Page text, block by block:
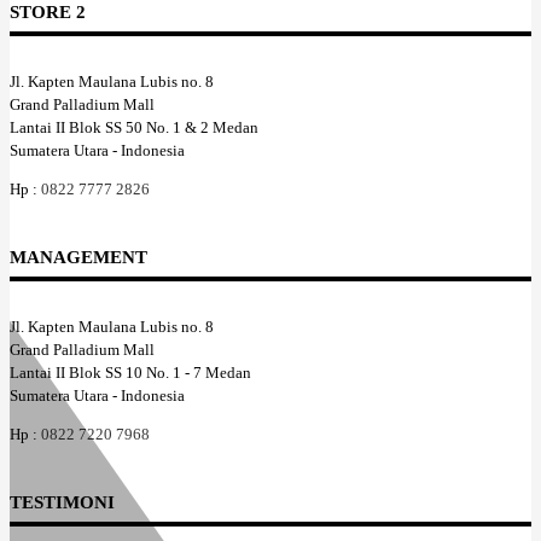
STORE 2
Jl. Kapten Maulana Lubis no. 8
Grand Palladium Mall
Lantai II Blok SS 50 No. 1 & 2 Medan
Sumatera Utara - Indonesia
Hp : 0822 7777 2826
MANAGEMENT
Jl. Kapten Maulana Lubis no. 8
Grand Palladium Mall
Lantai II Blok SS 10 No. 1 - 7 Medan
Sumatera Utara - Indonesia
Hp : 0822 7220 7968
TESTIMONI